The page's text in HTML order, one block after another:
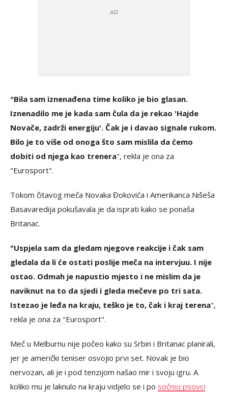
"Bila sam iznenađena time koliko je bio glasan.
Iznenadilo me je kada sam čula da je rekao 'Hajde
Novače, zadrži energiju'. Čak je i davao signale rukom.
Bilo je to više od onoga što sam mislila da ćemo
dobiti od njega kao trenera", rekla je ona za
"Eurosport".
Tokom čitavog meča Novaka Đokovića i Amerikanca Nišeša
Basavaredija pokušavala je da isprati kako se ponaša
Britanac.
"Uspjela sam da gledam njegove reakcije i čak sam
gledala da li će ostati poslije meča na intervjuu. I nije
ostao. Odmah je napustio mjesto i ne mislim da je
naviknut na to da sjedi i gleda mečeve po tri sata.
Istezao je leđa na kraju, teško je to, čak i kraj terena",
rekla je ona za "Eurosport".
Meč u Melburnu nije počeo kako su Srbin i Britanac planirali,
jer je američki teniser osvojio prvi set. Novak je bio
nervozan, ali je i pod tenzijom našao mir i svoju igru. A
koliko mu je laknulo na kraju vidjelo se i po sočnoj psovci